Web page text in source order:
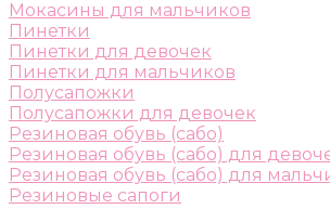
Мокасины для мальчиков
Пинетки
Пинетки для девочек
Пинетки для мальчиков
Полусапожки
Полусапожки для девочек
Резиновая обувь (сабо)
Резиновая обувь (сабо) для
Резиновая обувь (сабо) для
Резиновые сапоги